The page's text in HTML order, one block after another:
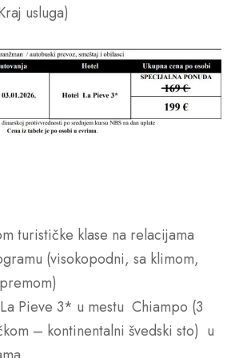
usluga)
turističke klase na relacijama
(visokopodni, sa klimom,
Pieve 3* u mestu Chiampo (3
– kontinentalni švedski sto) u